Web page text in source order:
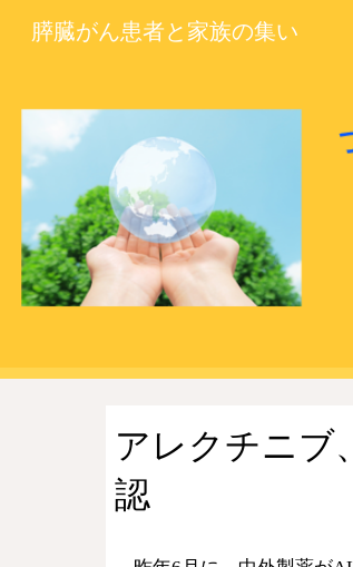
膵臓がん患者と家族の集い
アレクチニブ
認